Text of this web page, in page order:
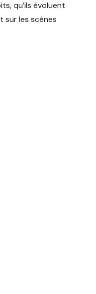
qu’ils évoluent
sur les scènes